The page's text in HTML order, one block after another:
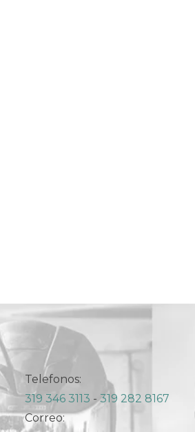
Telefonos:
319 346 3113 -319 282 8167
Correo: